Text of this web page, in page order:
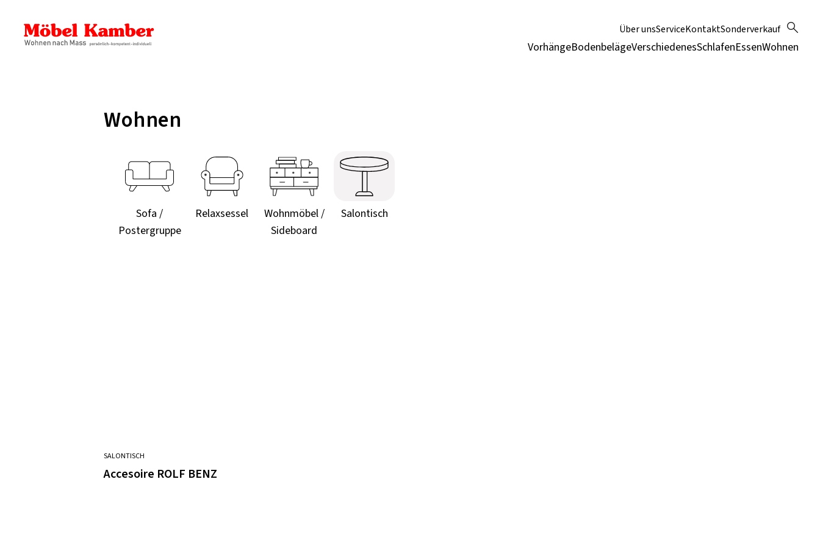
Über unsServiceKontaktSonderverkauf
VorhängeBodenbelägeVerschiedenesSchlafenEssenWohnen
Wohnen
Sofa /
Postergruppe
Relaxsessel
Wohnmöbel /
Sideboard
Salontisch
SALONTISCH
Accesoire ROLF BENZ